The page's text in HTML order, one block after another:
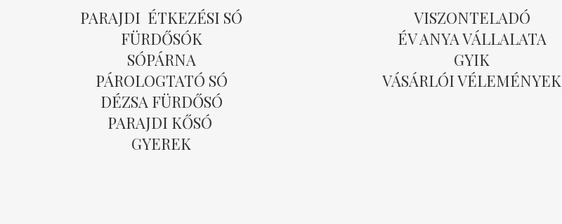
PARAJDI ÉTKEZÉSI SÓ
FÜRDŐSÓK
SÓPÁRNA
PÁROLOGTATÓ SÓ
DÉZSA FÜRDŐSÓ
PARAJDI KŐSÓ
GYEREK
VISZONTELADÓ
ÉV ANYA VÁLLALATA
GYIK
VÁSÁRLÓI VÉLEMÉNYEK